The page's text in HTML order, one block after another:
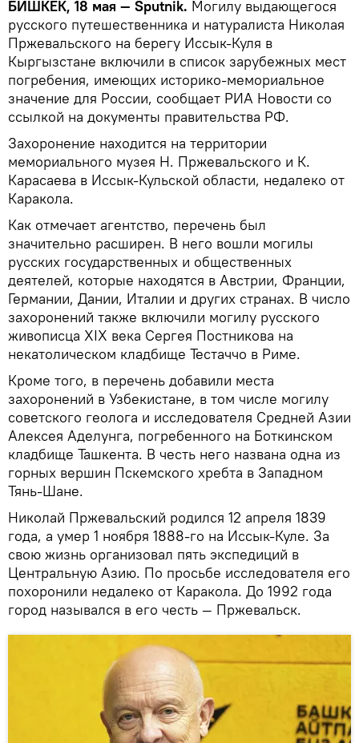
БИШКЕК, 18 мая — Sputnik. Могилу выдающегося
русского путешественника и натуралиста Николая
Пржевальского на берегу Иссык-Куля в
Кыргызстане включили в список зарубежных мест
погребения, имеющих историко-мемориальное
значение для России, сообщает РИА Новости со
ссылкой на документы правительства РФ.
Захоронение находится на территории
мемориального музея Н. Пржевальского и К.
Карасаева в Иссык-Кульской области, недалеко от
Каракола.
Как отмечает агентство, перечень был
значительно расширен. В него вошли могилы
русских государственных и общественных
деятелей, которые находятся в Австрии, Франции,
Германии, Дании, Италии и других странах. В число
захоронений также включили могилу русского
живописца XIX века Сергея Постникова на
некатолическом кладбище Тестаччо в Риме.
Кроме того, в перечень добавили места
захоронений в Узбекистане, в том числе могилу
советского геолога и исследователя Средней Азии
Алексея Аделунга, погребенного на Боткинском
кладбище Ташкента. В честь него названа одна из
горных вершин Пскемского хребта в Западном
Тянь-Шане.
Николай Пржевальский родился 12 апреля 1839
года, а умер 1 ноября 1888-го на Иссык-Куле. За
свою жизнь организовал пять экспедиций в
Центральную Азию. По просьбе исследователя его
похоронили недалеко от Каракола. До 1992 года
город назывался в его честь — Пржевальск.